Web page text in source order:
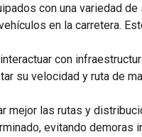
con una variedad
en la carretera.
con
su velocidad y ruta de
mejor las rutas y
evitando demoras